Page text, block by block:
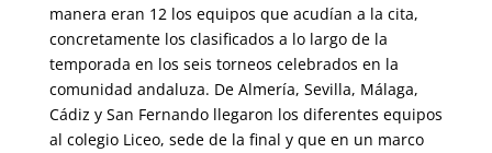
manera eran 12 los equipos que acudían a la cita,
concretamente los clasificados a lo largo de la
temporada en los seis torneos celebrados en la
comunidad andaluza. De Almería, Sevilla, Málaga,
Cádiz y San Fernando llegaron los diferentes equipos
al colegio Liceo, sede de la final y que en un marco